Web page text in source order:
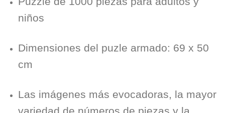
niños
Dimensiones del puzle armado: 69 x 50
cm
Las imágenes más evocadoras, la mayor
variedad de números de piezas y la